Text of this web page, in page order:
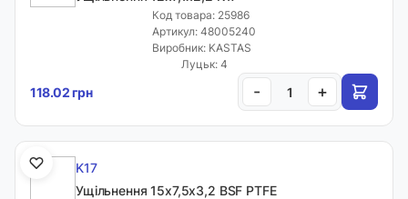
Код товара: 25986
Артикул: 48005240
Виробник: KASTAS
Луцьк: 4
118.02 грн - +
K17
Ущільнення 15х7,5х3,2 BSF PTFE